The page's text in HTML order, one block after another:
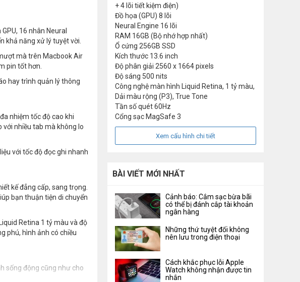
16 nhân Neural
khả năng xử lý tuyệt vời.
mà trên Macbook Air
pin tốt hơn.
hay trình quản lý thông
nhiệm tốc độ cao khi
với nhiều tab mà không lo
với tốc độ đọc ghi nhanh
kế đẳng cấp, sang trọng.
bạn thuận tiện di chuyển
Retina 1 tỷ màu và độ
phú, hình ảnh có chiều
sống động cũng như cho
+ 4 lõi tiết kiệm điện)
Đồ họa (GPU) 8 lõi
Neural Engine 16 lõi
RAM 16GB (Bộ nhớ hợp nhất)
Ổ cứng 256GB SSD
Kích thước 13.6 inch
Độ phân giải 2560 x 1664 pixels
Độ sáng 500 nits
Công nghệ màn hình
Liquid Retina, 1 tỷ màu,
Dải màu rộng (P3), True Tone
Tần số quét60Hz
Cổng sạc MagSafe 3
Xem cấu hình chi tiết
BÀI VIẾT MỚI NHẤT
Cảnh báo: Cắm sạc bừa bãi
có thể bị đánh cắp tài khoản
ngân hàng
Những thứ tuyệt đối không
nên lưu trong điện thoại
Cách khắc phục lỗi Apple
Watch không nhận được tin
nhắn